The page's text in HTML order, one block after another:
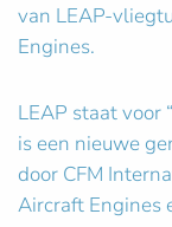
van LEAP-
Engines.
LEAP staat voor
is een nieuwe
door CFM
Aircraft Engines